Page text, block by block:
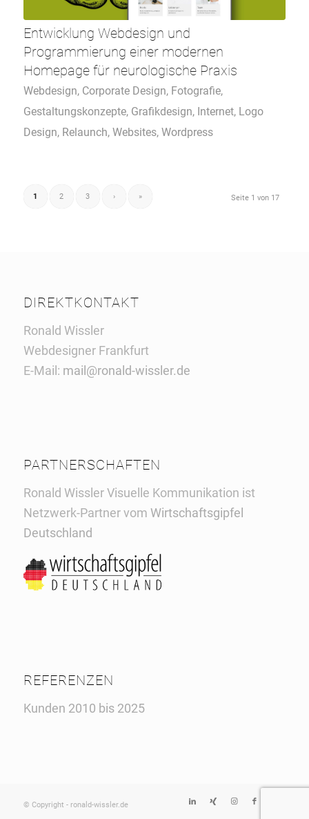
Entwicklung Webdesign und
Programmierung einer modernen
Homepage für neurologische Praxis
Webdesign, Corporate Design, Fotografie,
Gestaltungskonzepte, Grafikdesign, Internet, Logo
Design, Relaunch, Websites, Wordpress
Seite 1 von 17
1 2 3 › »
DIREKTKONTAKT
Ronald Wissler
Webdesigner Frankfurt
E-Mail: mail@ronald-wissler.de
PARTNERSCHAFTEN
Ronald Wissler Visuelle Kommunikation ist
Netzwerk-Partner vom Wirtschaftsgipfel
Deutschland
REFERENZEN
Kunden 2010 bis 2025
© Copyright - ronald-wissler.de